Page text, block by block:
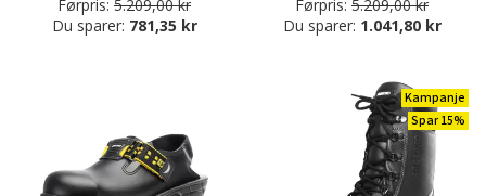
Førpris: 5.209,00 kr
Du sparer: 781,35 kr
Førpris: 5.209,00 kr
Du sparer: 1.041,80 kr
Kampanje
Spar 15%